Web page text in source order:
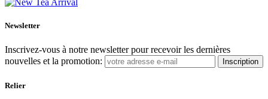
Newsletter
Inscrivez-vous à notre newsletter pour recevoir les dernières
nouvelles et la promotion:
Inscription
Relier